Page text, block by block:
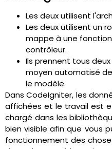
Les deux utilisent
Les deux utilisent un
mappe à une
contrôleur.
Ils prennent tous
moyen automatisé
le modèle.
Dans CodeIgniter, les
affichées et le travail est
chargé dans les
bien visible afin que vous
fonctionnement des